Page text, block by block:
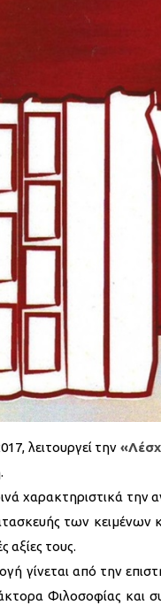
λειτουργεί την
χαρακτηριστικά την
των κειμένων
αξίες τους.
γίνεται από την
Φιλοσοφίας και